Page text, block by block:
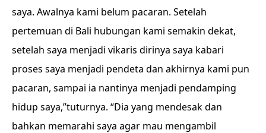
saya. Awalnya kami belum pacaran. Setelah
pertemuan di Bali hubungan kami semakin dekat,
setelah saya menjadi vikaris dirinya saya kabari
proses saya menjadi pendeta dan akhirnya kami pun
pacaran, sampai ia nantinya menjadi pendamping
hidup saya,”tuturnya. “Dia yang mendesak dan
bahkan memarahi saya agar mau mengambil